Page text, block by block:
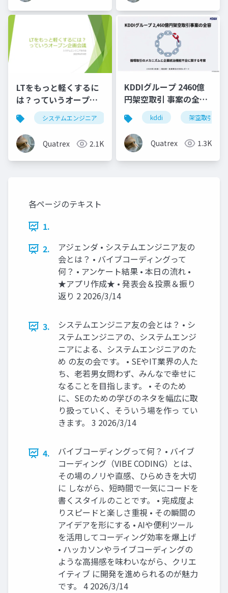
LTをもっと軽くするに
は？っていうオープン
企画会議システムエンジニア lt
Quatrex 2.1K
KDDIグループ 2460億
円架空取引 事案の全容
分析
kddi 架空取引
Quatrex 1.3K
各ページのテキスト
1.
2.
アジェンダ • システムエンジニア友の
会とは？ • バイブコーディングって
何？ • アンケート結果 • 本日の流れ •
★アプリ作成★ • 発表会＆投票＆振り
返り 2 2026/3/14
3.
システムエンジニア友の会とは？ • シ
ステムエンジニアの、システムエンジ
ニアによる、システムエンジニアのた
め の友の会です。 • SEやIT業界の人た
ち、老若男女問わず、みんなで幸せに
なることを目指します。 • そのため
に、SEのための学びのネタを幅広に取
り扱っていく、そういう場を作っ てい
きます。 3 2026/3/14
4.
バイブコーディングって何？ • バイブ
コーディング（VIBE CODING）とは、
その場のノリや直感、ひらめきを大切
に しながら、短時間で一気にコードを
書くスタイルのことです。 • 完成度よ
りスピードと楽しさ重視 • その瞬間の
アイデアを形にする • AIや便利ツール
を活用してコーディング効率を爆上げ
• ハッカソンやライブコーディングの
ような高揚感を味わいながら、クリエ
イティブ に開発を進められるのが魅力
です。 4 2026/3/14